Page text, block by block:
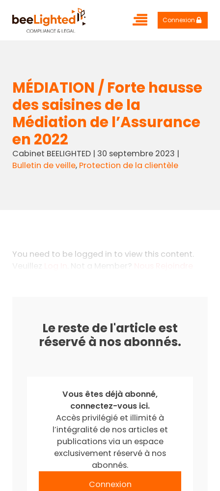
Connexion
MÉDIATION / Forte hausse
des saisines de la
Médiation de l’Assurance
en 2022
Cabinet BEELIGHTED| 30 septembre 2023 |
Bulletin de veille, Protection de la clientèle
You need to be logged in to view this content.
Veuillez
. Not a Member?
Le reste de l'article est
réservé à nos abonnés.
Vous êtes déjà abonné,
connectez-vous ici.
Accès privilégié et illimité à
l’intégralité de nos articles et
publications via un espace
exclusivement réservé à nos
abonnés.
Connexion